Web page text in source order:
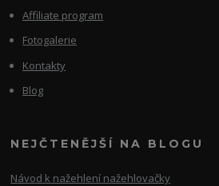
Affiliate program
Fotogalerie
Kontakty
Blog
NEJČTENĚJŠÍ NA BLOGU
Návod k nažehlení nažehlovačky